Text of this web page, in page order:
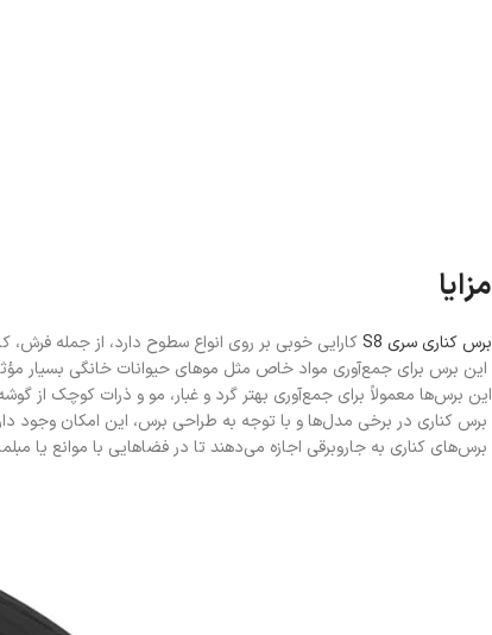
مزایا
برس کناری سری S8
کارایی خوبی بر روی انواع سطوح دارد، از جمله
این برس برای جمع‌آوری مواد خاص مثل موهای حیوانات خانگی بسیار
این برس‌ها معمولاً برای جمع‌آوری بهتر گرد و غبار، مو و ذرات کوچک از
برس کناری در برخی مدل‌ها و با توجه به طراحی برس، این امکان وجود
برس‌های کناری به جاروبرقی اجازه می‌دهند تا در فضاهایی با موانع یا